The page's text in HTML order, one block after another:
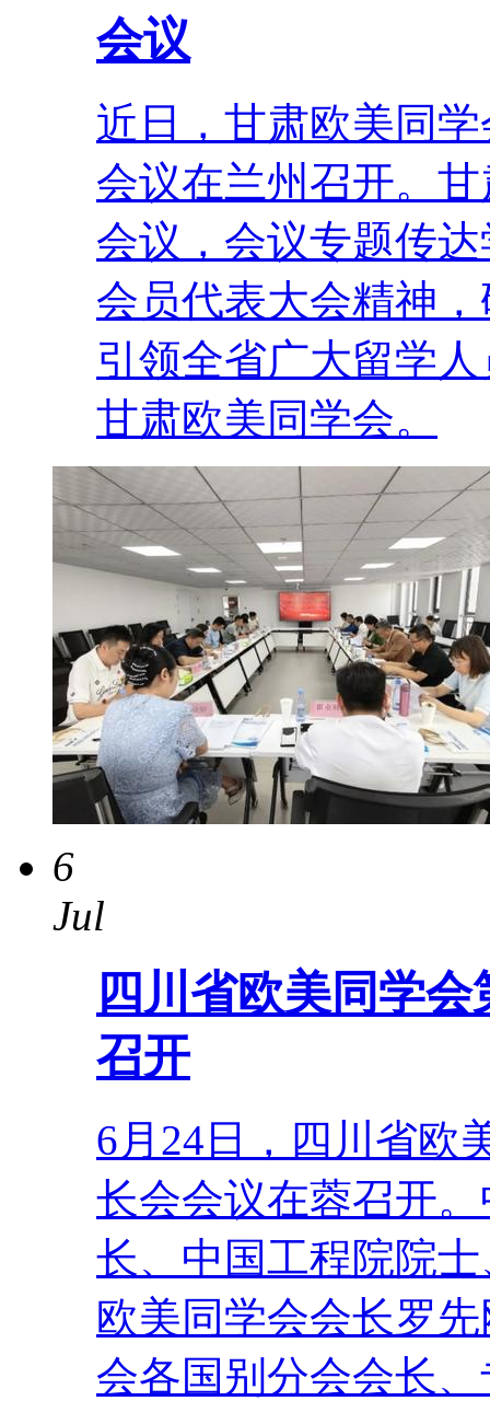
会议
近日，甘肃欧美同
会议在兰州召开。
会议，会议专题传
会员代表大会精神
引领全省广大留学
甘肃欧美同学会。
6
Jul
四川省欧美同学
召开
6月24日，四川省欧
长会会议在蓉召开
长、中国工程院院
欧美同学会会长罗
会各国别分会会长